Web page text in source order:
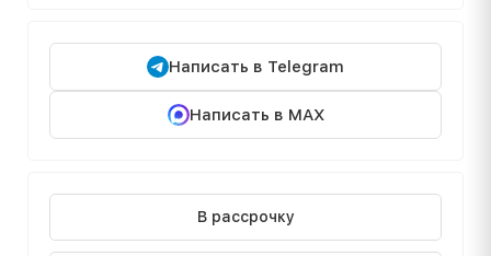
Написать в Telegram
Написать в MAX
В рассрочку